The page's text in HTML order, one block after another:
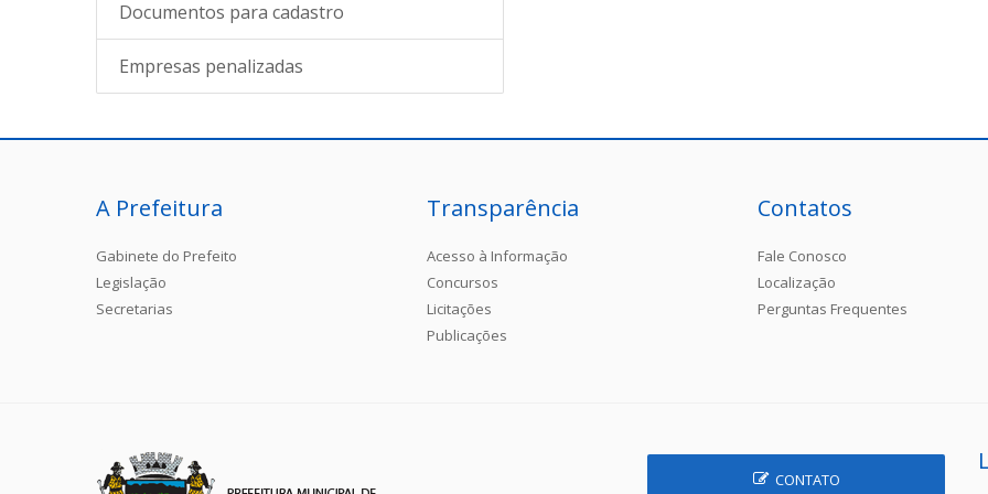
Documentos para cadastro
Empresas penalizadas
A Prefeitura
Gabinete do Prefeito
Legislação
Secretarias
Transparência
Acesso à Informação
Concursos
Licitações
Publicações
Contatos
Fale Conosco
Localização
Perguntas Frequentes
CONTATO